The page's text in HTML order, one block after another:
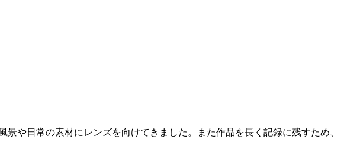
や日常の素材にレンズを向けてきました。また作品を長く記録に残すため、